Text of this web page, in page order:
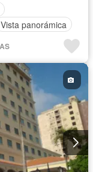
Vista panorámica